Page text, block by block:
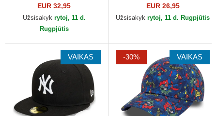
59FIFTY New York Yankees
MLB New Era
EUR 32,95
Užsisakyk rytoj, 11 d.
Rugpjūtis
Cat Linen Djinns
EUR 26,95
Užsisakyk rytoj, 11 d. Rugpjūtis
VAIKAS -30% VAIKAS